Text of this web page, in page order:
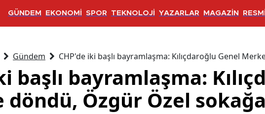
GÜNDEM EKONOMİ SPOR TEKNOLOJİ YAZARLAR MAGAZİN
Gündem CHP'de iki başlı bayramlaşma: Kılıçdaroğlu Genel
başlı bayramlaşma:
döndü, Özgür Özel